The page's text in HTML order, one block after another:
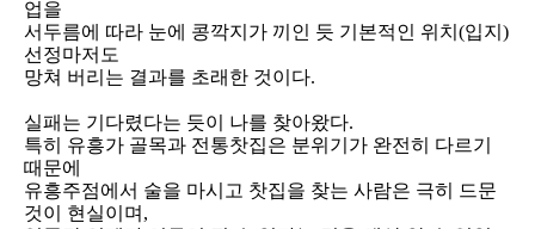
업을
서두름에 따라 눈에 콩깍지가 끼인 듯 기본적인 위치(입지)
선정마저도
망쳐 버리는 결과를 초래한 것이다.
실패는 기다렸다는 듯이 나를 찾아왔다.
특히 유흥가 골목과 전통찻집은 분위기가 완전히 다르기
때문에
유흥주점에서 술을 마시고 찻집을 찾는 사람은 극히 드문
것이 현실이며,